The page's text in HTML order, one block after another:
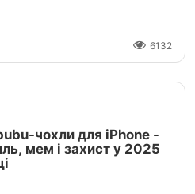
6132
чохли для iPhone -
мем і захист у 2025